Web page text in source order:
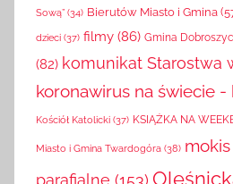
Sową” (34) Bierutów Miasto i Gmina
dzieci (37) filmy (86) Gmina
(82) komunikat Starostwa
koronawirus na świecie -
Kościół Katolicki (37) KSIĄŻKA NA
Miasto i Gmina Twardogóra (38) mokis